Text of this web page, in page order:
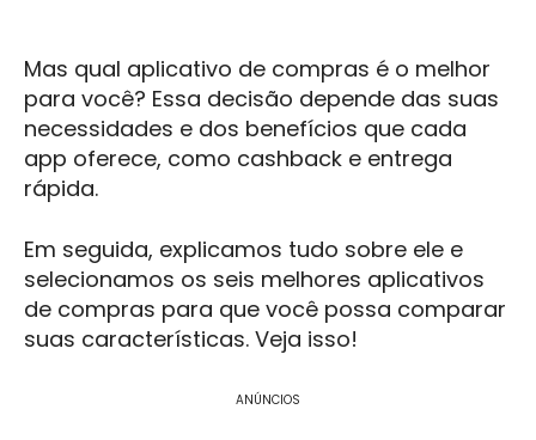
Mas qual aplicativo de compras é o melhor
para você? Essa decisão depende das suas
necessidades e dos benefícios que cada
app oferece, como cashback e entrega
rápida.
Em seguida, explicamos tudo sobre ele e
selecionamos os seis melhores aplicativos
de compras para que você possa comparar
suas características. Veja isso!
ANÚNCIOS